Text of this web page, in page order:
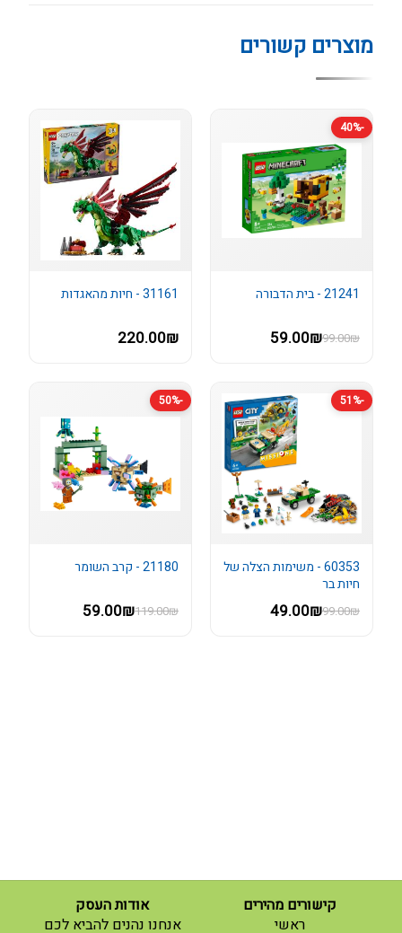
מוצרים קשורים
-40%
21241 - בית הדבורה
99.00₪
59.00₪
31161 - חיות מהאגדות
220.00₪
-51%
60353 - משימות הצלה של
חיות בר
99.00₪
49.00₪
-50%
21180 - קרב השומר
119.00₪
59.00₪
קישורים מהירים
ראשי
(current)
אודות העסק
אנחנו נהנים להביא לכם